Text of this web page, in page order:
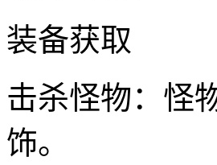
装备获取
击杀怪物：怪
饰。